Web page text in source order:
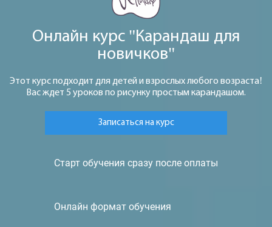
Онлайн курс "Карандаш для
новичков"
Этот курс подходит для детей и взрослых любого возраста!
Вас ждет 5 уроков по рисунку простым карандашом.
Записаться на курс
Старт обучения сразу после оплаты
Онлайн формат обучения